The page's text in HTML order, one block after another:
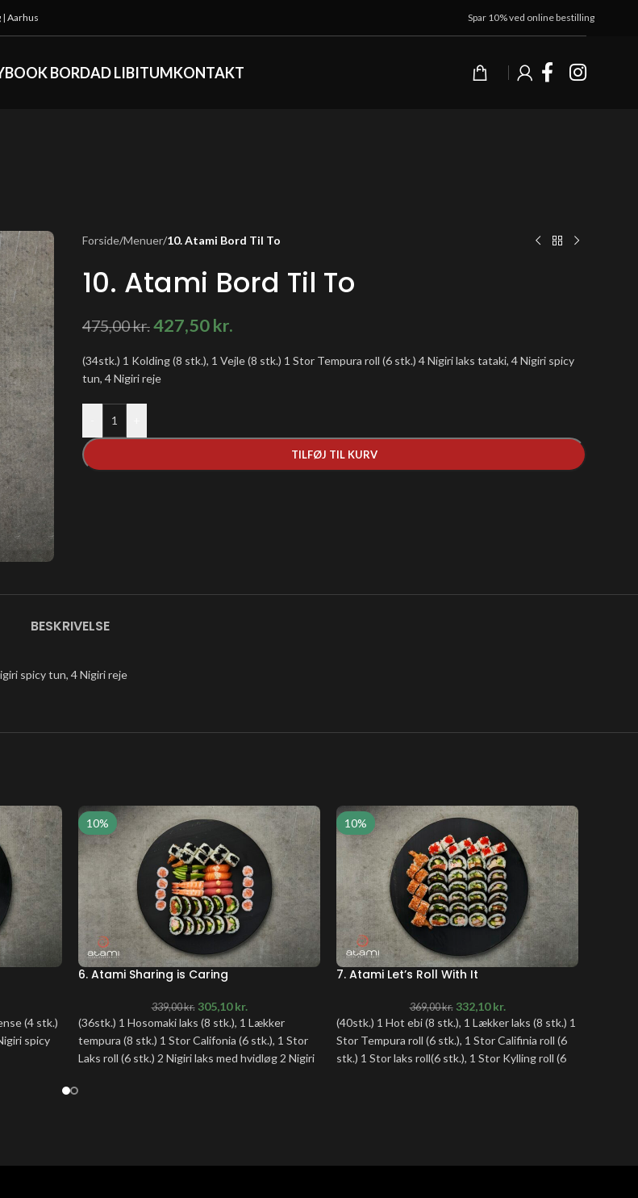
| Aarhus Spar 10% ved online bestilling
BOOK BORDAD LIBITUMKONTAKT
Forside/Menuer/10. Atami Bord Til To
10. Atami Bord Til To
475,00kr.427,50kr.
(34stk.) 1 Kolding (8 stk.), 1 Vejle (8 stk.) 1 Stor Tempura roll (6 stk.) 4 Nigiri laks tataki, 4 Nigiri spicy
tun, 4 Nigiri reje
TILFØJ TIL KURV
BESKRIVELSE
spicy tun, 4 Nigiri reje
(4 stk.)
spicy
10%
6. Atami Sharing is Caring
339,00kr. 305,10kr.
(36stk.) 1 Hosomaki laks (8 stk.), 1 Lækker
tempura (8 stk.) 1 Stor Califonia (6 stk.), 1 Stor
Laks roll (6 stk.) 2 Nigiri laks med hvidløg 2 Nigiri
10%
7. Atami Let’s Roll With It
369,00kr. 332,10kr.
(40stk.) 1 Hot ebi (8 stk.), 1 Lækker laks (8 stk.) 1
Stor Tempura roll (6 stk.), 1 Stor Califinia roll (6
stk.) 1 Stor laks roll(6 stk.), 1 Stor Kylling roll (6